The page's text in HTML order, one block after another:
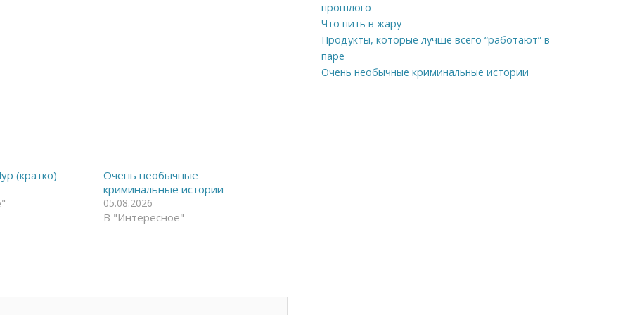
(кратко)
Очень необычные
криминальные истории
05.08.2026
В "Интересное"
прошлого
Что пить в жару
Продукты, которые лучше всего “работают” в
паре
Очень необычные криминальные истории